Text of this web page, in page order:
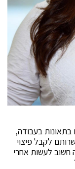
בתאונות בעבודה,
לקבל פיצוי
חשוב לעשות אחרי